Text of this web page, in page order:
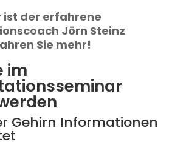
ist der erfahrene
Jörn Steinz
Sie mehr!
im
Gehirn Informationen